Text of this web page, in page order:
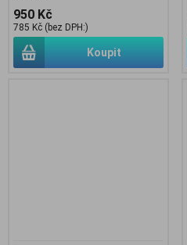
950 Kč
785 Kč (bez DPH:)
Koupit